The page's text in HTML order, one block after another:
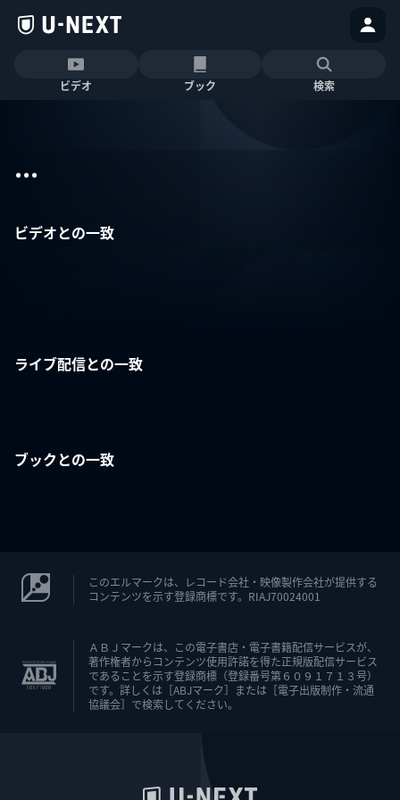
ビデオ ブック 検索
...
ビデオとの一致
ライブ配信との一致
ブックとの一致
このエルマークは、レコード会社・映像製作会社が提供する
コンテンツを示す登録商標です。RIAJ70024001
ＡＢＪマークは、この電子書店・電子書籍配信サービスが、
著作権者からコンテンツ使用許諾を得た正規版配信サービス
であることを示す登録商標（登録番号第６０９１７１３号）
です。詳しくは［ABJマーク］または［電子出版制作・流通
協議会］で検索してください。